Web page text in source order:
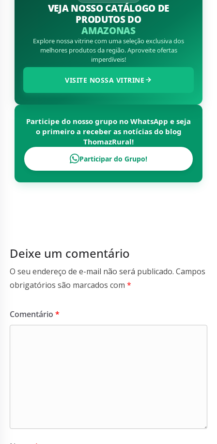
VEJA NOSSO CATÁLOGO DE
PRODUTOS DO
AMAZONAS
Explore nossa vitrine com uma seleção exclusiva dos
melhores produtos da região. Aproveite ofertas
imperdíveis!
VISITE NOSSA VITRINE
Participe do nosso grupo no WhatsApp e seja
o primeiro a receber as notícias do blog
ThomazRural!
Participar do Grupo!
Deixe um comentário
O seu endereço de e-mail não será publicado. Campos
obrigatórios são marcados com *
Comentário *